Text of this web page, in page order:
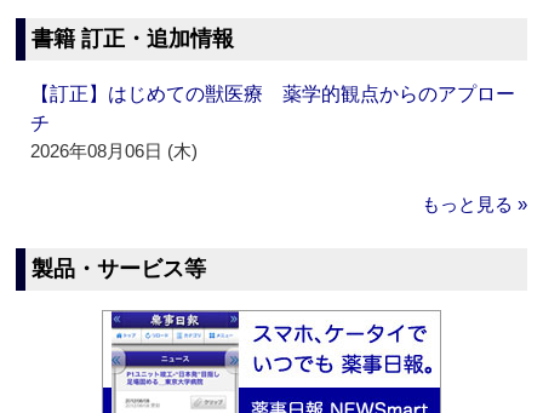
書籍 訂正・追加情報
【訂正】はじめての獣医療 薬学的観点からのアプロー
チ
2026年08月06日 (木)
もっと見る »
製品・サービス等